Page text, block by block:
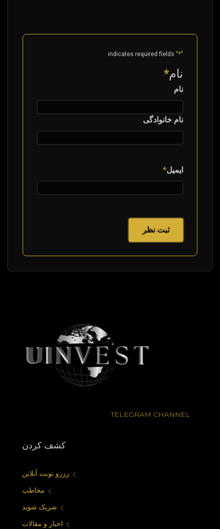
"
*
" indicates required fields
نام*
نام
نام خانوادگی
ایمیل*
TELEGRAM CHANNEL
كشف كردن
رزرو نوبت آنلاین
مخاطب
شریک شوید
اخبار و مقالات